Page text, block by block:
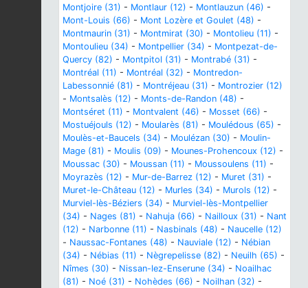
Montjoire (31) - Montlaur (12) - Montlauzun (46) -
Mont-Louis (66) - Mont Lozère et Goulet (48) -
Montmaurin (31) - Montmirat (30) - Montolieu (11) -
Montoulieu (34) - Montpellier (34) - Montpezat-de-
Quercy (82) - Montpitol (31) - Montrabé (31) -
Montréal (11) - Montréal (32) - Montredon-
Labessonnié (81) - Montréjeau (31) - Montrozier (12)
- Montsalès (12) - Monts-de-Randon (48) -
Montséret (11) - Montvalent (46) - Mosset (66) -
Mostuéjouls (12) - Moularès (81) - Moulédous (65) -
Moulès-et-Baucels (34) - Moulézan (30) - Moulin-
Mage (81) - Moulis (09) - Mounes-Prohencoux (12) -
Moussac (30) - Moussan (11) - Moussoulens (11) -
Moyrazès (12) - Mur-de-Barrez (12) - Muret (31) -
Muret-le-Château (12) - Murles (34) - Murols (12) -
Murviel-lès-Béziers (34) - Murviel-lès-Montpellier
(34) - Nages (81) - Nahuja (66) - Nailloux (31) - Nant
(12) - Narbonne (11) - Nasbinals (48) - Naucelle (12)
- Naussac-Fontanes (48) - Nauviale (12) - Nébian
(34) - Nébias (11) - Nègrepelisse (82) - Neuilh (65) -
Nîmes (30) - Nissan-lez-Enserune (34) - Noailhac
(81) - Noé (31) - Nohèdes (66) - Noilhan (32) -